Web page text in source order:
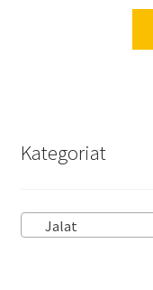
Kategoriat
Jalat